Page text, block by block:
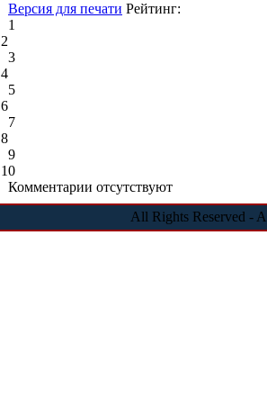
Версия для печати Рейтинг:
1
2
3
4
5
6
7
8
9
10
Комментарии отсутствуют
All Rights Reserved -